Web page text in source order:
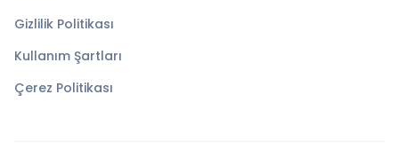
Gizlilik Politikası
Kullanım Şartları
Çerez Politikası